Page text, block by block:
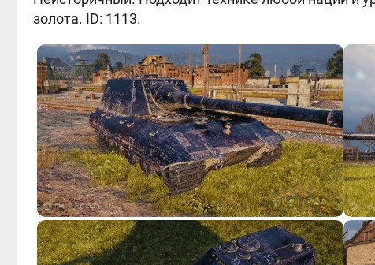
золота. ID: 1113.